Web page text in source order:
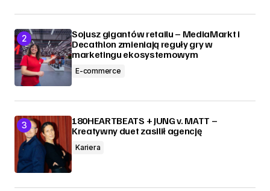
Sojusz gigantów retailu – MediaMarkt i
Decathlon zmieniają reguły gry w
marketingu ekosystemowym
E-commerce
180HEARTBEATS + JUNG v. MATT –
Kreatywny duet zasilił agencję
Kariera